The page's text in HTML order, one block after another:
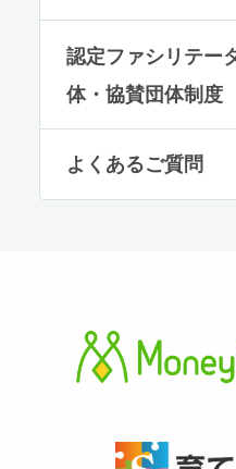
認定ファシリテー
体・協賛団体制度
よくあるご質問